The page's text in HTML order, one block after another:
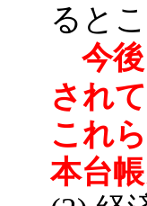
ると
今
され
これ
本台